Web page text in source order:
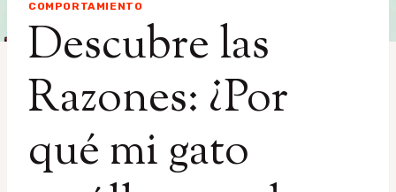
COMPORTAMIENTO
Descubre las
Razones: ¿Por
qué mi gato